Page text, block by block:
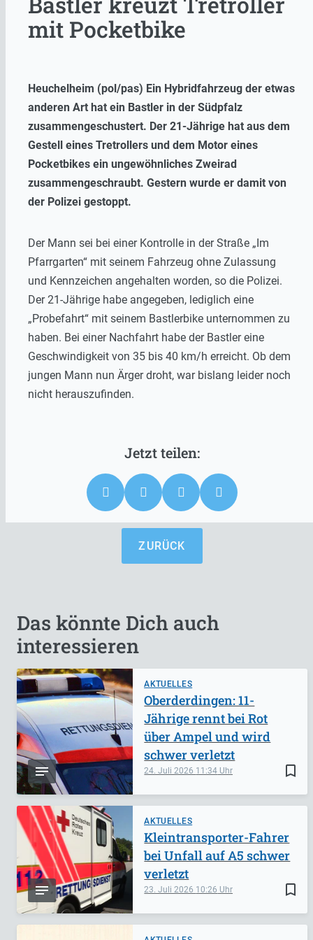
mit Pocketbike
Heuchelheim (pol/pas) Ein Hybridfahrzeug der etwas
anderen Art hat ein Bastler in der Südpfalz
zusammengeschustert. Der 21-Jährige hat aus dem
Gestell eines Tretrollers und dem Motor eines
Pocketbikes ein ungewöhnliches Zweirad
zusammengeschraubt. Gestern wurde er damit von
der Polizei gestoppt.
Der Mann sei bei einer Kontrolle in der Straße „Im
Pfarrgarten“ mit seinem Fahrzeug ohne Zulassung
und Kennzeichen angehalten worden, so die Polizei.
Der 21-Jährige habe angegeben, lediglich eine
„Probefahrt“ mit seinem Bastlerbike unternommen zu
haben. Bei einer Nachfahrt habe der Bastler eine
Geschwindigkeit von 35 bis 40 km/h erreicht. Ob dem
jungen Mann nun Ärger droht, war bislang leider noch
nicht herauszufinden.
ZURÜCK
Das könnte Dich auch
interessieren
AKTUELLES
bookmark_border
24. Juli 2026 11:34
Oberderdingen: 11-
Jährige rennt bei Rot
über Ampel und wird
schwer verletzt
AKTUELLES
bookmark_border
23. Juli 2026 10:26
Kleintransporter-Fahrer
bei Unfall auf A5 schwer
verletzt